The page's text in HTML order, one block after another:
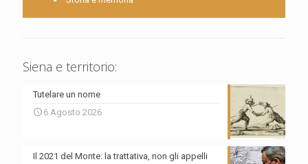
Siena e territorio:
Tutelare un nome
6 Agosto 2026
Il 2021 del Monte: la trattativa, non gli appelli